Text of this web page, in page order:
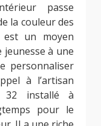
passe
la couleur des
un moyen
jeunesse à une
personnaliser
à l’artisan
32 installé à
pour le